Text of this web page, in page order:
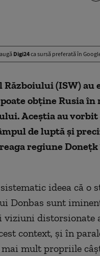
Digi24ca sursă preferată în
(ISW) au
obține Rusia
Aceștia au vorbit
de luptă și
regiune
ideea că o
Donbas sunt
viziuni distorsionate
context, și în
mai mult propriile